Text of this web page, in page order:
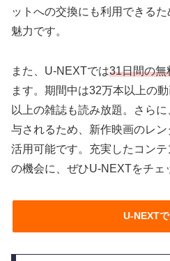
ットへの交換にも利用できる
魅力です。
また、U-NEXTでは31日間の無
ます。期間中は32万本以上の
以上の雑誌も読み放題。さら
与されるため、新作映画のレ
活用可能です。充実したコン
の機会に、ぜひU-NEXTをチェ
U-NEXT